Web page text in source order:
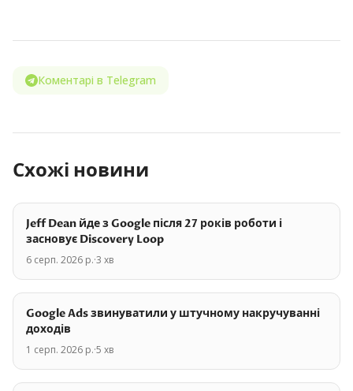
Коментарі в Telegram
Схожі новини
Jeff Dean йде з Google після 27 років роботи і
засновує Discovery Loop
6 серп. 2026 р.·3 хв
Google Ads звинуватили у штучному накручуванні
доходів
1 серп. 2026 р.·5 хв